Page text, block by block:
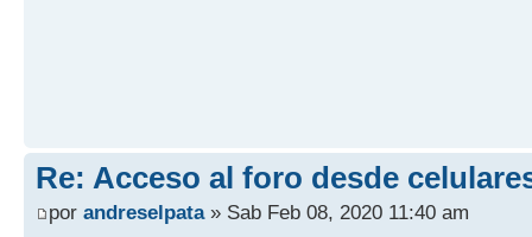
Re: Acceso al foro desde
por andreselpata» Sab Feb 08, 2020 11:40 am